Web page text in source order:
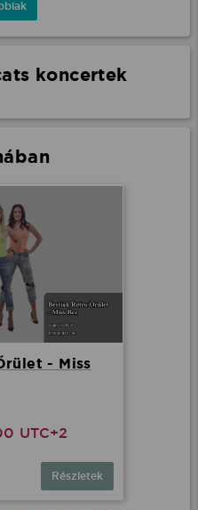
koncertek
- Miss
UTC+2
Részletek